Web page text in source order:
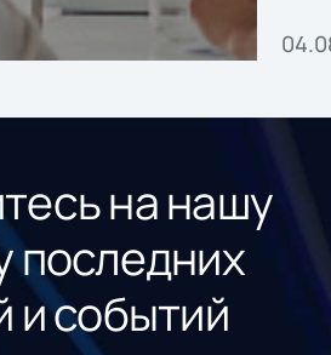
на нашу
последних
и событий